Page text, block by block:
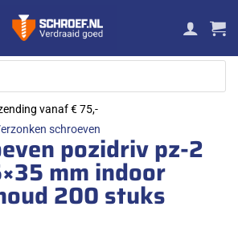
vanaf € 75,-
schroeven
pozidriv pz-2
mm indoor
200 stuks